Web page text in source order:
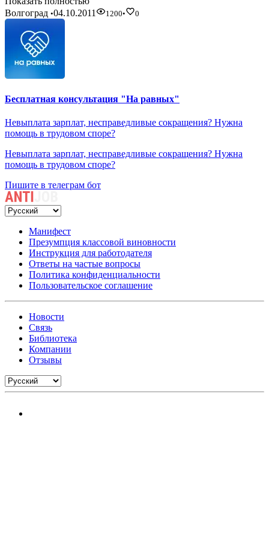
Волгоград •04.10.2011 1200• 0
Бесплатная консультация "На равных"
Невыплата зарплат, несправедливые сокращения? Нужна
помощь в трудовом споре?
Невыплата зарплат, несправедливые сокращения? Нужна
помощь в трудовом споре?
Пишите в телеграм бот
Манифест
Презумпция классовой виновности
Инструкция для работодателя
Ответы на частые вопросы
Политика конфиденциальности
Пользовательское соглашение
Новости
Связь
Библиотека
Компании
Отзывы